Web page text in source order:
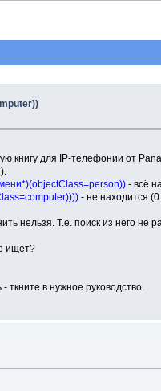
книгу для IP-телефонии от
- всё
- не находится (0
нельзя. Т.е. поиск из него не
ищет?
ткните в нужное руководство.